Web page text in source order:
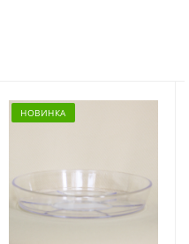
НОВИНКА